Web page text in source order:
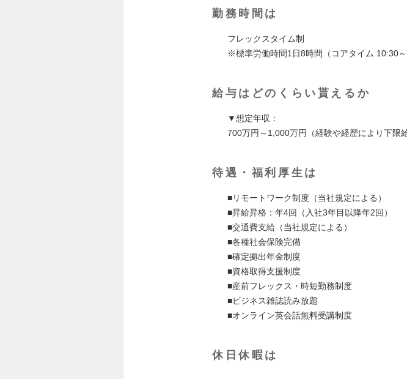
勤務時間は
フレックスタイム制
※標準労働時間1日8時間（コアタイム 10:30～
給与はどのくらい貰えるか
▼想定年収：
700万円～1,000万円（経験や経歴により下限
待遇・福利厚生は
■リモートワーク制度（当社規定による）
■昇給昇格：年4回（入社3年目以降年2回）
■交通費支給（当社規定による）
■各種社会保険完備
■確定拠出年金制度
■資格取得支援制度
■産前フレックス・時短勤務制度
■ビジネス雑誌読み放題
■オンライン英会話無料受講制度
休日休暇は